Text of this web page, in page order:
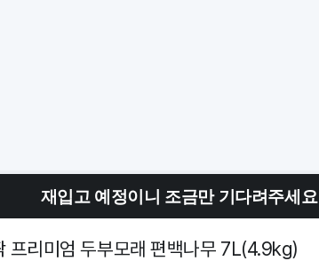
재입고 예정이니 조금만 기다려주세요
프리미엄 두부모래 편백나무 7L(4.9kg)